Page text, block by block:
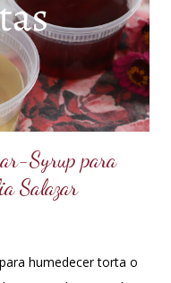
(Proporción 3x1)
para resistir climas
(crema para batir
Coloca el chocolate
Syrup para
Salazar
humedecer torta o